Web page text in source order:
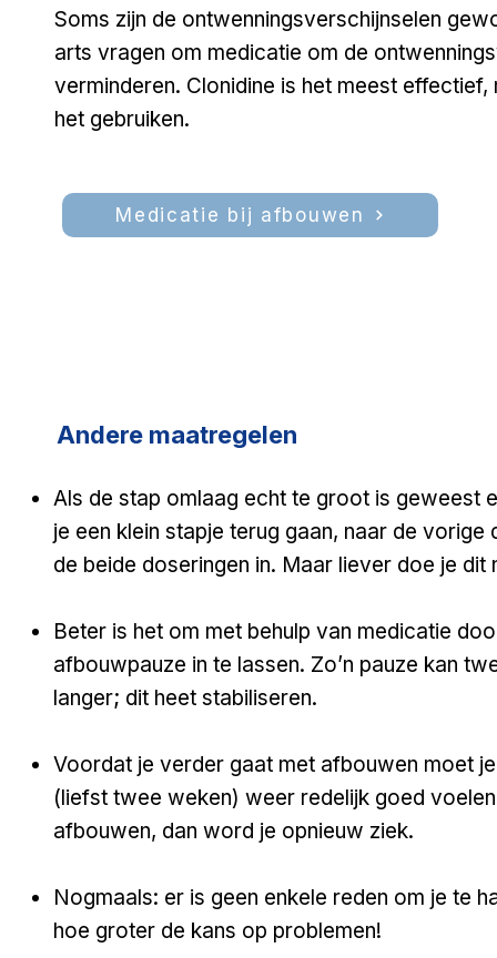
Medicatie bij afbouwen
Soms zijn de ontwenningsverschijnselen
arts vragen om medicatie om de
verminderen. Clonidine is het meest effectief,
het gebruiken.
Andere maatregelen
Als de stap omlaag echt te groot is geweest
je een klein stapje terug gaan, naar de
de beide doseringen in. Maar liever doe je dit
Beter is het om met behulp van medicatie
afbouwpauze in te lassen. Zo’n pauze kan
langer; dit heet stabiliseren.
Voordat je verder gaat met afbouwen moet
(liefst twee weken) weer redelijk goed
afbouwen, dan word je opnieuw ziek.
Nogmaals: er is geen enkele reden om je te
hoe groter de kans op problemen!